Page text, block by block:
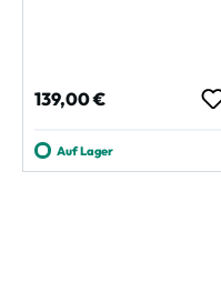
Regulärer Preis:
139,00 €
Auf Lager